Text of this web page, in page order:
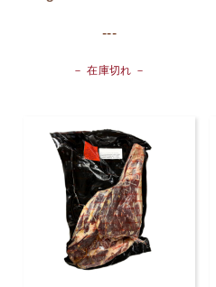
---
－ 在庫切れ －